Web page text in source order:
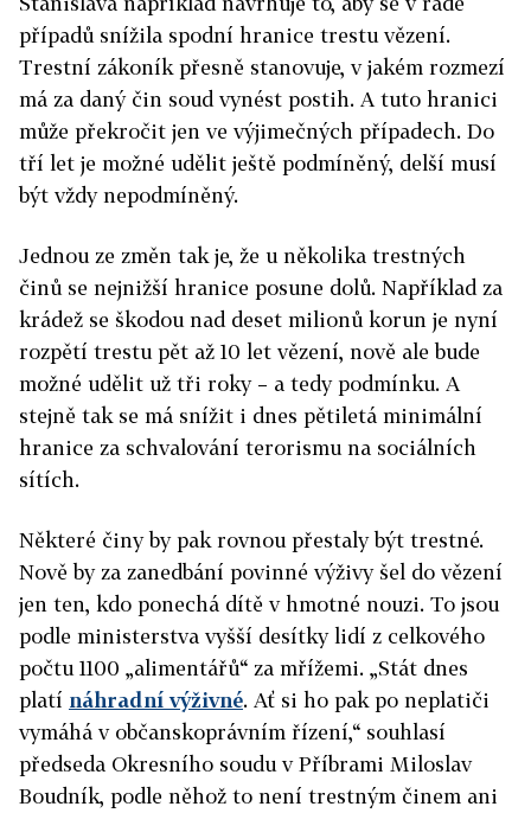
případů snížila spodní hranice trestu vězení.
Trestní zákoník přesně stanovuje, v jakém rozmezí
má za daný čin soud vynést postih. A tuto hranici
může překročit jen ve výjimečných případech. Do
tří let je možné udělit ještě podmíněný, delší musí
být vždy nepodmíněný.
Jednou ze změn tak je, že u několika trestných
činů se nejnižší hranice posune dolů. Například za
krádež se škodou nad deset milionů korun je nyní
rozpětí trestu pět až 10 let vězení, nově ale bude
možné udělit už tři roky – a tedy podmínku. A
stejně tak se má snížit i dnes pětiletá minimální
hranice za schvalování terorismu na sociálních
sítích.
Některé činy by pak rovnou přestaly být trestné.
Nově by za zanedbání povinné výživy šel do vězení
jen ten, kdo ponechá dítě v hmotné nouzi. To jsou
podle ministerstva vyšší desítky lidí z celkového
počtu 1100 „alimentářů“ za mřížemi. „Stát dnes
platí náhradní výživné. Ať si ho pak po neplatiči
vymáhá v občanskoprávním řízení,“ souhlasí
předseda Okresního soudu v Příbrami Miloslav
Boudník, podle něhož to není trestným činem ani